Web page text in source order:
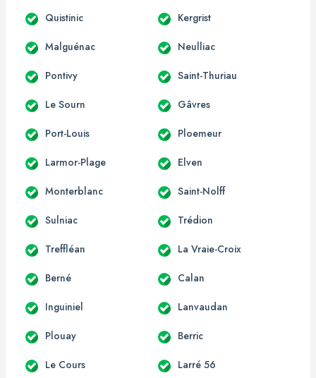
Quistinic Kergrist
Malguénac Neulliac
Pontivy Saint-Thuriau
Le Sourn Gâvres
Port-Louis Ploemeur
Larmor-Plage Elven
Monterblanc Saint-Nolff
Sulniac Trédion
Treffléan La Vraie-Croix
Berné Calan
Inguiniel Lanvaudan
Plouay Berric
Le Cours Larré 56